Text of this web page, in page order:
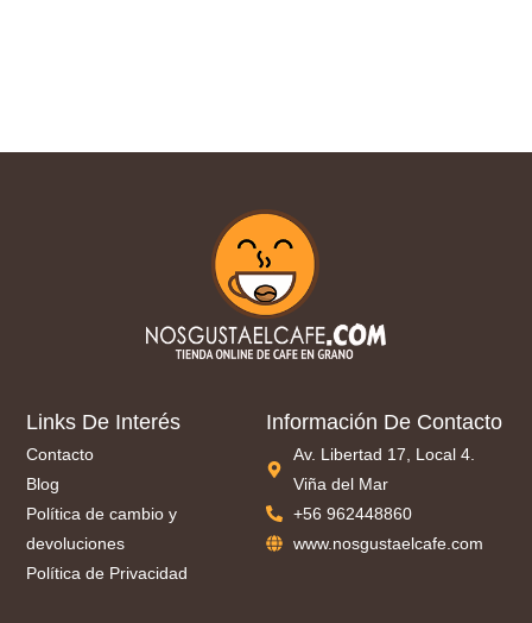
Links De Interés
Contacto
Blog
Política de cambio y
devoluciones
Política de Privacidad
Información De Contacto
Av. Libertad 17, Local 4.
Viña del Mar
+56 962448860
www.nosgustaelcafe.com